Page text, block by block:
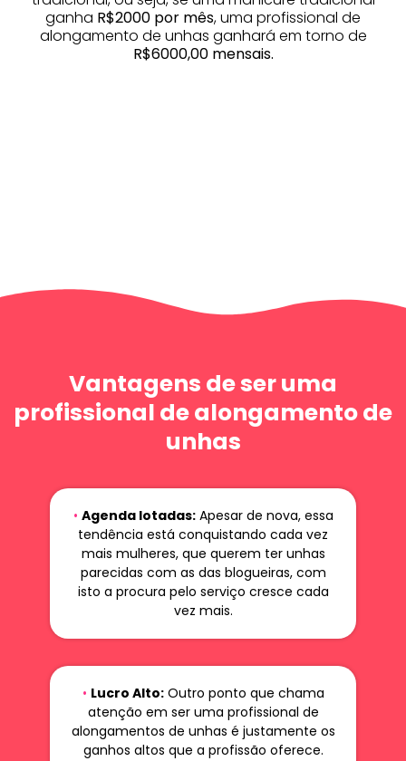
ganha R$2000 por mês, uma profissional de
alongamento de unhas ganhará em torno de
R$6000,00 mensais.
Vantagens de ser uma
profissional de alongamento de
unhas
• Agenda lotadas:Apesar de nova, essa
tendência está conquistando cada vez
mais mulheres, que querem ter unhas
parecidas com as das blogueiras, com
isto a procura pelo serviço cresce cada
vez mais.
• Lucro Alto:Outro ponto que chama
atenção em ser uma profissional de
alongamentos de unhas é justamente os
ganhos altos que a profissão oferece.